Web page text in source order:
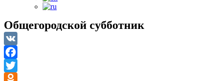
Общегородской субботник
VK
Facebook
Twitter